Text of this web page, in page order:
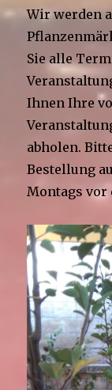
Wir werden
Sie alle
Ihnen Ihre
abholen.
Bestellung
Montags vor